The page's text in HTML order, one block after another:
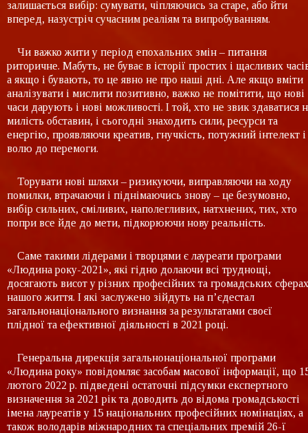
залишається вибір: сумувати, чіпляючись за старе, або йти
вперед, назустріч сучасним реаліям та випробуванням.
Чи важко жити у період епохальних змін – питання
риторичне. Мабуть, не буває в історії простих і щасливих
а якщо і бувають, то це явно не про наші дні. Але якщо вміти
аналізувати і мислити позитивно, важко не помітити, що нові
часи дарують і нові можливості. І той, хто не звик здаватися
милість обставин, і сьогодні знаходить сили, ресурси та
енергію, проявляючи креатив, гнучкість, потужний інтелект і
волю до перемоги.
Торувати нові шляхи – ризикуючи, виправляючи на ходу
помилки, втрачаючи і піднімаючись знову – це безумовно,
вибір сильних, сміливих, наполегливих, натхнених, тих, хто
попри все йде до мети, підкорюючи нову реальність.
Саме такими лідерами і творцями є лауреати програми
«Людина року-2021», які гідно долаючи всі труднощі,
досягають висот у різних професійних та громадських сферах
нашого життя. І які заслужено зійдуть на п’єдестал
загальнонаціонального визнання за результатами своєї
плідної та ефективної діяльності в 2021 році.
Генеральна дирекція загальнонаціональної програми
«Людина року» повідомляє засобам масової інформації, що
лютого 2022 р. підведені остаточні підсумки експертного
визначення за 2021 рік та доводить до відома громадськості
імена лауреатів у 15 національних професійних номінаціях, а
також володарів міжнародних та спеціальних премій 26-ї